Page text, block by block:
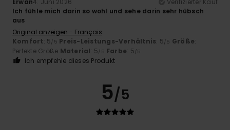
Ich fühle mich darin so wohl und sehe darin sehr hübsch
aus
Original anzeigen - Français
Komfort: 5 /5 Preis-Leistungs-Verhältnis: 5 /5 Größe:
Perfekte Größe Material: 5 /5 Farbe: 5 /5
Ich empfehle dieses Produkt
5/5